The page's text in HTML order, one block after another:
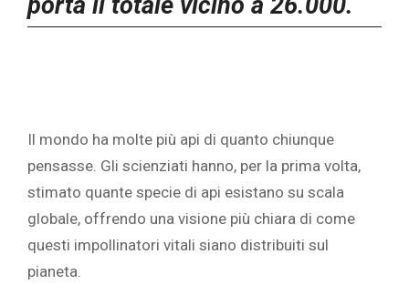
Il mondo ha molte più api di quanto chiunque
pensasse. Gli scienziati hanno, per la prima volta,
stimato quante specie di api esistano su scala
globale, offrendo una visione più chiara di come
questi impollinatori vitali siano distribuiti sul
pianeta.